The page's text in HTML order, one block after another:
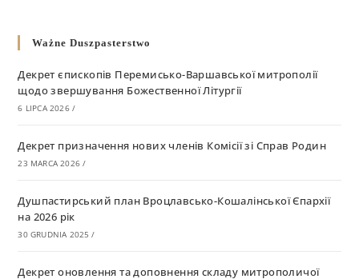
Ważne Duszpasterstwo
Декрет єпископів Перемисько-Варшавської митрополії
щодо звершування Божественної Літургії
6 LIPCA 2026 /
Декрет призначення нових членів Комісії зі Справ Родин
23 MARCA 2026 /
Душпастирський план Вроцлавсько-Кошалінської Єпархії
на 2026 рік
30 GRUDNIA 2025 /
Декрет оновлення та доповнення складу митрополичої